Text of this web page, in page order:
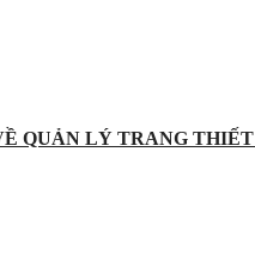
QUẢN LÝ TRANG